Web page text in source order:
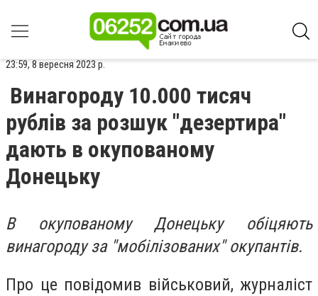
23:59, 8 вересня 2023 р.
Винагороду 10.000 тисяч
рублів за розшук "дезертира"
дають в окупованому
Донецьку
В окупованому Донецьку обіцяють
винагороду за "мобілізованих" окупантів.
Про це повідомив військовий, журналіст